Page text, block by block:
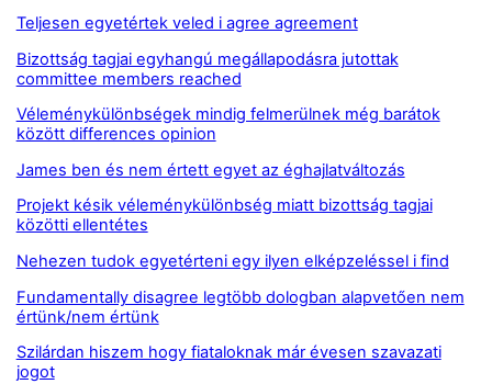
Teljesen egyetértek veled i agree agreement
Bizottság tagjai egyhangú megállapodásra jutottak
committee members reached
Véleménykülönbségek mindig felmerülnek még barátok
között differences opinion
James ben és nem értett egyet az éghajlatváltozás
Projekt késik véleménykülönbség miatt bizottság tagjai
közötti ellentétes
Nehezen tudok egyetérteni egy ilyen elképzeléssel i find
Fundamentally disagree legtöbb dologban alapvetően nem
értünk/nem értünk
Szilárdan hiszem hogy fiataloknak már évesen szavazati
jogot